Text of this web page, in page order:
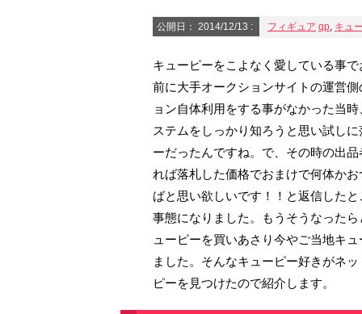
公開日： 2014/12/13 : フィギュア qp, キュ
キューピーをこよなく愛している事
前に大手オークションサイトの運営
ョン自体利用をする事がなかった当
ステムをしっかり知ろうと思い試し
ーだったんですね。で、その時の出
れば落札した価格でおまけで何体か
ばと思い欲しいです！！と返信した
事態になりました。もうそうなった
ューピーを買いあさり今やご当地キ
ました。そんなキューピー好きがネ
ピーを見つけたので紹介します。